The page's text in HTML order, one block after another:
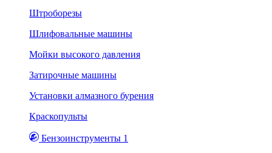
Штроборезы
Шлифовальные машины
Мойки высокого давления
Затирочные машины
Установки алмазного бурения
Краскопульты
Бензоинструменты 1